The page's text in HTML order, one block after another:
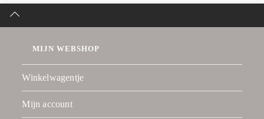
MIJN WEBSHOP
Winkelwagentje
Mijn account